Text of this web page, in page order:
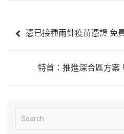
章
憑已接種兩針疫苗憑證 免
特首：推進深合區方案
e